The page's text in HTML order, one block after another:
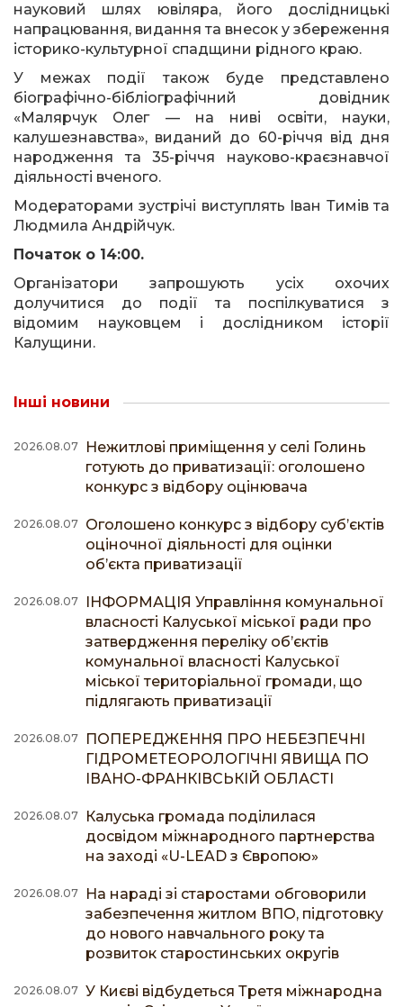
науковий шлях ювіляра, його дослідницькі
напрацювання, видання та внесок у збереження
історико-культурної спадщини рідного краю.
У межах події також буде представлено
біографічно-бібліографічний довідник
«Малярчук Олег — на ниві освіти, науки,
калушезнавства», виданий до 60-річчя від дня
народження та 35-річчя науково-краєзнавчої
діяльності вченого.
Модераторами зустрічі виступлять Іван Тимів та
Людмила Андрійчук.
Початок о 14:00.
Організатори запрошують усіх охочих
долучитися до події та поспілкуватися з
відомим науковцем і дослідником історії
Калущини.
Інші новини
2026.08.07
Нежитлові приміщення у селі Голинь
готують до приватизації: оголошено
конкурс з відбору оцінювача
2026.08.07 Оголошено конкурс з відбору суб’єктів
оціночної діяльності для оцінки
об’єкта приватизації
2026.08.07
ІНФОРМАЦІЯ Управління комунальної
власності Калуської міської ради про
затвердження переліку об’єктів
комунальної власності Калуської
міської територіальної громади, що
підлягають приватизації
2026.08.07
ПОПЕРЕДЖЕННЯ ПРО НЕБЕЗПЕЧНІ
ГІДРОМЕТЕОРОЛОГІЧНІ ЯВИЩА ПО
ІВАНО-ФРАНКІВСЬКІЙ ОБЛАСТІ
2026.08.07
Калуська громада поділилася
досвідом міжнародного партнерства
на заході «U-LEAD з Європою»
2026.08.07
На нараді зі старостами обговорили
забезпечення житлом ВПО, підготовку
до нового навчального року та
розвиток старостинських округів
2026.08.07 У Києві відбудеться Третя міжнародна